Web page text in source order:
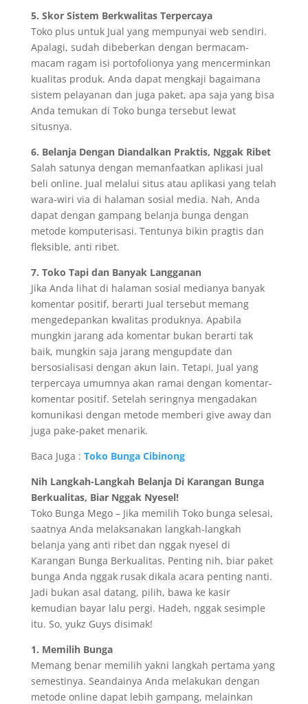
5. Skor Sistem Berkwalitas Terpercaya
Toko plus untuk Jual yang mempunyai web sendiri.
Apalagi, sudah dibeberkan dengan bermacam-
macam ragam isi portofolionya yang mencerminkan
kualitas produk. Anda dapat mengkaji bagaimana
sistem pelayanan dan juga paket, apa saja yang bisa
Anda temukan di Toko bunga tersebut lewat
situsnya.
6. Belanja Dengan Diandalkan Praktis, Nggak Ribet
Salah satunya dengan memanfaatkan aplikasi jual
beli online. Jual melalui situs atau aplikasi yang telah
wara-wiri via di halaman sosial media. Nah, Anda
dapat dengan gampang belanja bunga dengan
metode komputerisasi. Tentunya bikin pragtis dan
fleksible, anti ribet.
7. Toko Tapi dan Banyak Langganan
Jika Anda lihat di halaman sosial medianya banyak
komentar positif, berarti Jual tersebut memang
mengedepankan kwalitas produknya. Apabila
mungkin jarang ada komentar bukan berarti tak
baik, mungkin saja jarang mengupdate dan
bersosialisasi dengan akun lain. Tetapi, Jual yang
terpercaya umumnya akan ramai dengan komentar-
komentar positif. Setelah seringnya mengadakan
komunikasi dengan metode memberi give away dan
juga pake-paket menarik.
Baca Juga : Toko Bunga Cibinong
Nih Langkah-Langkah Belanja Di Karangan Bunga
Berkualitas, Biar Nggak Nyesel!
Toko Bunga Mego – Jika memilih Toko bunga selesai,
saatnya Anda melaksanakan langkah-langkah
belanja yang anti ribet dan nggak nyesel di
Karangan Bunga Berkualitas. Penting nih, biar paket
bunga Anda nggak rusak dikala acara penting nanti.
Jadi bukan asal datang, pilih, bawa ke kasir
kemudian bayar lalu pergi. Hadeh, nggak sesimple
itu. So, yukz Guys disimak!
1. Memilih Bunga
Memang benar memilih yakni langkah pertama yang
semestinya. Seandainya Anda melakukan dengan
metode online dapat lebih gampang, melainkan